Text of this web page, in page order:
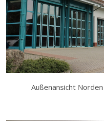
Außenansicht Norden